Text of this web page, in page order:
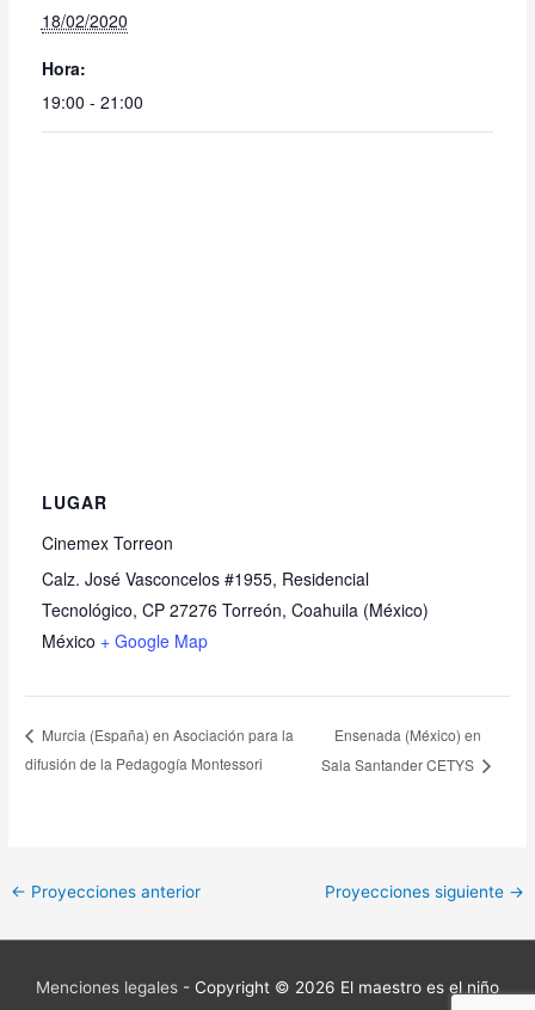
18/02/2020
Hora:
19:00 - 21:00
LUGAR
Cinemex Torreon
Calz. José Vasconcelos #1955, Residencial
Tecnológico, CP 27276 Torreón, Coahuila (México)
México + Google Map
Murcia (España) en Asociación para la
difusión de la Pedagogía Montessori
Ensenada (México) en
Sala Santander CETYS
← Proyecciones anterior Proyecciones siguiente →
Menciones legales - Copyright © 2026 El maestro es el niño